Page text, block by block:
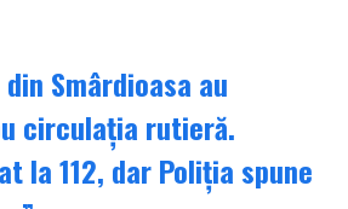
Smârdioasa au
circulația rutieră.
la 112, dar Poliția spune